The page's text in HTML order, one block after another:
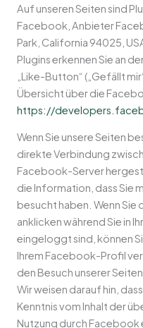
Auf unseren Seiten sind
Facebook, Anbieter
Park, California 94025,
Plugins erkennen Sie an
„Like-Button“ („Gefällt
Übersicht über die
https://
Wenn Sie unsere Seiten
direkte Verbindung
Facebook-Server
die Information, dass Sie
besucht haben. Wenn Sie
anklicken während Sie in
eingeloggt sind, können
Ihrem Facebook-Profil
den Besuch unserer
Wir weisen darauf hin,
Kenntnis vom Inhalt der
Nutzung durch